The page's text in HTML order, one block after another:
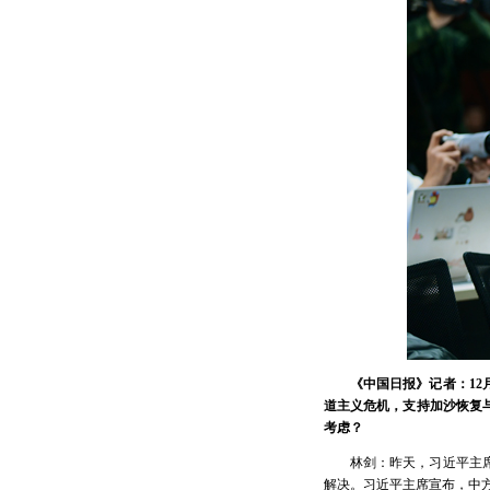
《中国日报》记者：
道主义危机，支持加沙恢复
考虑？
林剑：昨天，习近平主
解决。习近平主席宣布，中